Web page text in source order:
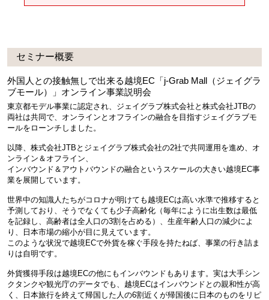
セミナー概要
外国人との接触無しで出来る越境EC「j-Grab Mall（ジェイグラ
ブモール）」オンライン事業説明会
東京都モデル事業に認定され、ジェイグラブ株式会社と株式会社JTBの
両社は共同で、オンラインとオフラインの融合を目指すジェイグラブモ
ールをローンチしました。
以降、株式会社JTBとジェイグラブ株式会社の2社で共同運用を進め、オ
ンライン＆オフライン、
インバウンド＆アウトバウンドの融合というスケールの大きい越境EC事
業を展開しています。
世界中の知識人たちがコロナが明けても越境ECは高い水準で推移すると
予測しており、そうでなくても少子高齢化（毎年にように出生数は最低
を記録し、高齢者は全人口の3割を占める）、生産年齢人口の減少によ
り、日本市場の縮小が目に見えています。
このような状況で越境ECで外貨を稼ぐ手段を持たねば、事業の行き詰ま
りは自明です。
外貨獲得手段は越境ECの他にもインバウンドもあります。実は大手シン
クタンクや観光庁のデータでも、越境ECはインバウンドとの親和性が高
く、日本旅行を終えて帰国した人の6割近くが帰国後に日本のものをリピ